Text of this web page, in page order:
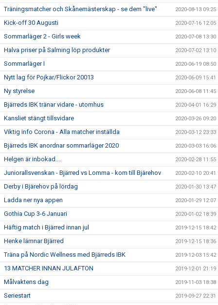
Träningsmatcher och Skånemästerskap - se dem "live" 2020-08-13 09:25
Kick-off 30 Augusti 2020-07-16 12:05
Sommarläger 2 - Girls week 2020-07-08 13:30
Halva priser på Salming löp produkter 2020-07-02 13:10
Sommarläger I 2020-06-19 08:50
Nytt lag för Pojkar/Flickor 20013 2020-06-09 15:41
Ny styrelse 2020-06-08 11:45
Bjärreds IBK tränar vidare - utomhus 2020-04-01 16:29
Kansliet stängt tillsvidare 2020-03-26 09:20
Viktig info Corona - Alla matcher inställda 2020-03-12 23:33
Bjärreds IBK anordnar sommarläger 2020 2020-03-03 16:06
Helgen är inbokad.... 2020-02-28 11:55
Juniorallsvenskan - Bjärred vs Lomma - kom till Bjärehov 2020-02-10 20:41
Derby i Bjärehov på lördag 2020-01-30 13:47
Ladda ner nya appen 2020-01-29 12:07
Gothia Cup 3-6 Januari 2020-01-02 18:39
Häftig match i Bjärred innan jul 2019-12-15 18:42
Henke lämnar Bjärred 2019-12-15 18:36
Träna på Nordic Wellness med Bjärreds IBK 2019-12-03 15:42
13 MATCHER INNAN JULAFTON 2019-12-01 21:19
Målvaktens dag 2019-11-03 18:38
Seriestart 2019-09-27 22:31